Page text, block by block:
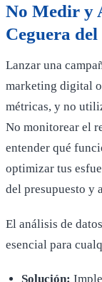
No Medir y
Ceguera
Lanzar una
marketing digital
métricas, y no
No monitorear el
entender qué
optimizar tus
del presupuesto y
El análisis de
esencial para
Solución: